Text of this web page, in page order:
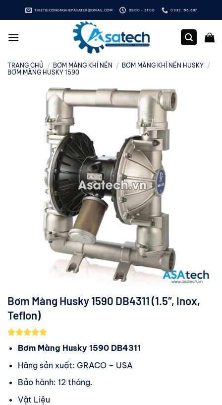
qua
dung
THIETBICONGNGHIEPASATEK@GMAIL.COM 08:00 - 21:00 0932.155.687
TRANG CHỦ / BƠM MÀNG KHÍ NÉN / BƠM MÀNG KHÍ NÉN HUSKY /
BƠM MÀNG HUSKY 1590
Bơm Màng Husky 1590 DB4311 (1.5″, Inox,
Teflon)
5.00trên 5
dựa trên
Bơm Màng Husky 1590 DB4311
Hãng sản xuất: GRACO – USA
Bảo hành: 12 tháng.
Vật Liệu